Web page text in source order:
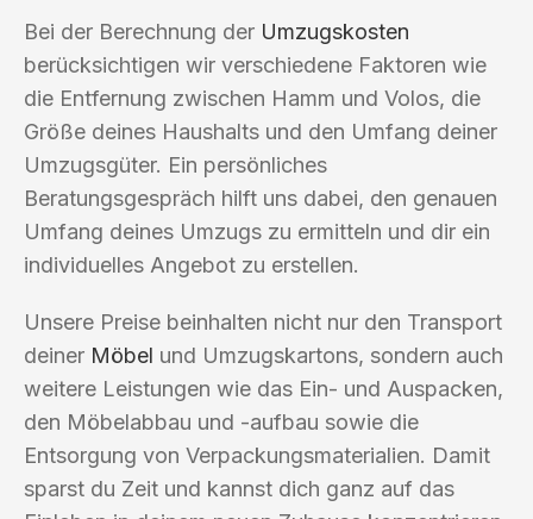
Bei der Berechnung der Umzugskosten
berücksichtigen wir verschiedene Faktoren wie
die Entfernung zwischen Hamm und Volos, die
Größe deines Haushalts und den Umfang deiner
Umzugsgüter. Ein persönliches
Beratungsgespräch hilft uns dabei, den genauen
Umfang deines Umzugs zu ermitteln und dir ein
individuelles Angebot zu erstellen.
Unsere Preise beinhalten nicht nur den Transport
deiner Möbel und Umzugskartons, sondern auch
weitere Leistungen wie das Ein- und Auspacken,
den Möbelabbau und -aufbau sowie die
Entsorgung von Verpackungsmaterialien. Damit
sparst du Zeit und kannst dich ganz auf das